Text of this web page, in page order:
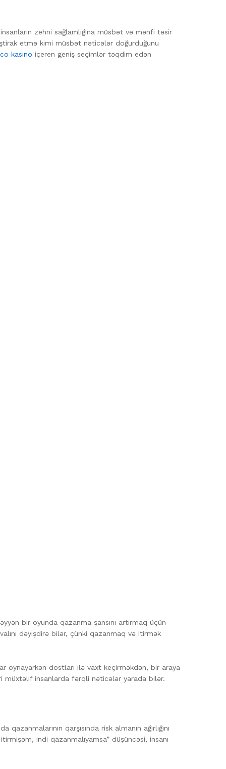
zehni sağlamlığına müsbət və mənfi təsir
etmə kimi müsbət nəticələr doğurduğunu
kasino içeren geniş seçimlər təqdim edən
bir oyunda qazanma şansını artırmaq üçün
dəyişdirə bilər, çünki qazanmaq və itirmək
oynayarkən dostları ilə vaxt keçirməkdən, bir araya
müxtəlif insanlarda fərqli nəticələr yarada bilər.
qarşısında risk almanın ağırlığını
indi qazanmalıyamsa” düşüncəsi, insanı